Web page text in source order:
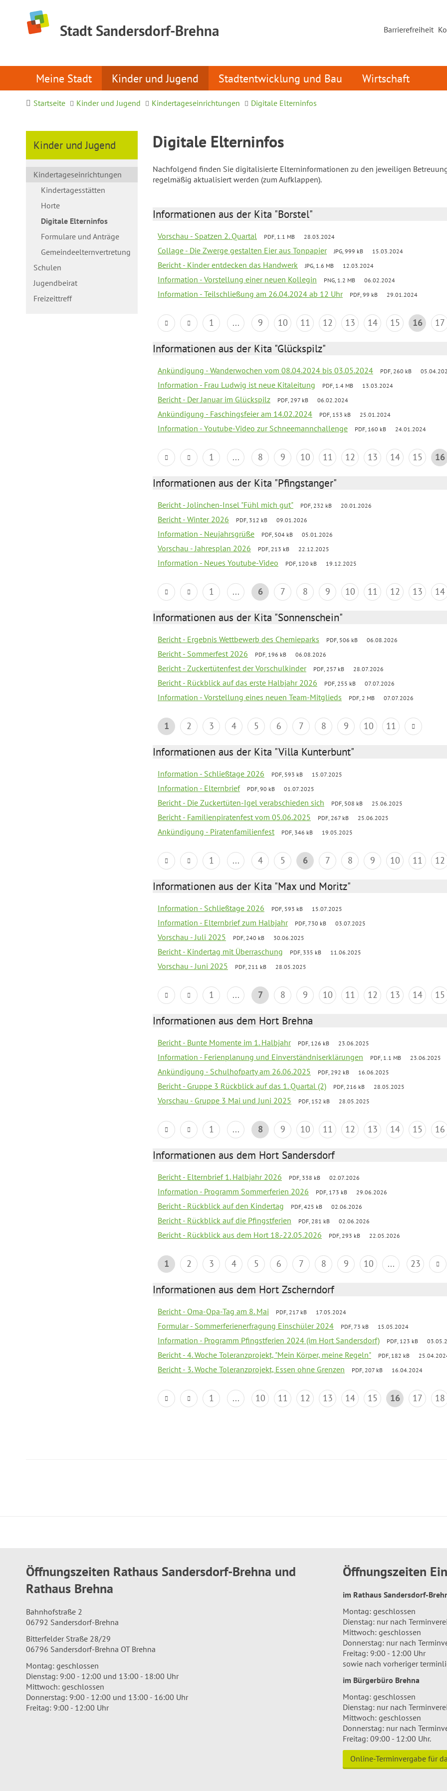
Stadt Sandersdorf-Brehna Barrierefreiheit
Meine Stadt Kinder und Jugend Stadtentwicklung und Bau Wirtschaft
Startseite Kinder und Jugend Kindertageseinrichtungen Digitale Elterninfos
Kinder und Jugend
Kindertageseinrichtungen
Kindertagesstätten
Horte
Digitale Elterninfos
Formulare und Anträge
Gemeindeelternvertretung
Schulen
Jugendbeirat
Freizeittreff
Digitale Elterninfos
Nachfolgend finden Sie digitalisierte Elterninformationen zu den jeweiligen
regelmäßig aktualisiert werden (zum Aufklappen).
Informationen aus der Kita "Borstel"
Vorschau - Spatzen 2. Quartal PDF, 1.1 MB 28.03.2024
Collage - Die Zwerge gestalten Eier aus Tonpapier JPG, 999 kB 15.03.2024
Bericht - Kinder entdecken das Handwerk JPG, 1.6 MB 12.03.2024
Information - Vorstellung einer neuen Kollegin PNG, 1.2 MB 06.02.2024
Information - Teilschließung am 26.04.2024 ab 12 Uhr PDF, 99 kB 29.01.2024
1 ... 9 10 11 12 13 14 15 16 17
Informationen aus der Kita "Glückspilz"
Ankündigung - Wanderwochen vom 08.04.2024 bis 03.05.2024 PDF, 260 kB
Information - Frau Ludwig ist neue Kitaleitung PDF, 1.4 MB 13.03.2024
Bericht - Der Januar im Glückspilz PDF, 297 kB 06.02.2024
Ankündigung - Faschingsfeier am 14.02.2024 PDF, 153 kB 25.01.2024
Information - Youtube-Video zur Schneemannchallenge PDF, 160 kB 24.01.2024
1 ... 8 9 10 11 12 13 14 15 16
Informationen aus der Kita "Pfingstanger"
Bericht - Jolinchen-Insel "Fühl mich gut" PDF, 232 kB 20.01.2026
Bericht - Winter 2026 PDF, 312 kB 09.01.2026
Information - Neujahrsgrüße PDF, 504 kB 05.01.2026
Vorschau - Jahresplan 2026 PDF, 213 kB 22.12.2025
Information - Neues Youtube-Video PDF, 120 kB 19.12.2025
1 ... 6 7 8 9 10 11 12 13 14
Informationen aus der Kita "Sonnenschein"
Bericht - Ergebnis Wettbewerb des Chemieparks PDF, 506 kB 06.08.2026
Bericht - Sommerfest 2026 PDF, 196 kB 06.08.2026
Bericht - Zuckertütenfest der Vorschulkinder PDF, 257 kB 28.07.2026
Bericht - Rückblick auf das erste Halbjahr 2026 PDF, 255 kB 07.07.2026
Information - Vorstellung eines neuen Team-Mitglieds PDF, 2 MB 07.07.2026
1 2 3 4 5 6 7 8 9 10 11
Informationen aus der Kita "Villa Kunterbunt"
Information - Schließtage 2026 PDF, 593 kB 15.07.2025
Information - Elternbrief PDF, 90 kB 01.07.2025
Bericht - Die Zuckertüten-Igel verabschieden sich PDF, 508 kB 25.06.2025
Bericht - Familienpiratenfest vom 05.06.2025 PDF, 267 kB 25.06.2025
Ankündigung - Piratenfamilienfest PDF, 346 kB 19.05.2025
1 ... 4 5 6 7 8 9 10 11 12
Informationen aus der Kita "Max und Moritz"
Information - Schließtage 2026 PDF, 593 kB 15.07.2025
Information - Elternbrief zum Halbjahr PDF, 730 kB 03.07.2025
Vorschau - Juli 2025 PDF, 240 kB 30.06.2025
Bericht - Kindertag mit Überraschung PDF, 335 kB 11.06.2025
Vorschau - Juni 2025 PDF, 211 kB 28.05.2025
1 ... 7 8 9 10 11 12 13 14 15
Informationen aus dem Hort Brehna
Bericht - Bunte Momente im 1. Halbjahr PDF, 126 kB 23.06.2025
Information - Ferienplanung und Einverständniserklärungen PDF, 1.1 MB 23.06.2025
Ankündigung - Schulhofparty am 26.06.2025 PDF, 292 kB 16.06.2025
Bericht - Gruppe 3 Rückblick auf das 1. Quartal (2) PDF, 216 kB 28.05.2025
Vorschau - Gruppe 3 Mai und Juni 2025 PDF, 152 kB 28.05.2025
1 ... 8 9 10 11 12 13 14 15 16
Informationen aus dem Hort Sandersdorf
Bericht - Elternbrief 1. Halbjahr 2026 PDF, 338 kB 02.07.2026
Information - Programm Sommerferien 2026 PDF, 173 kB 29.06.2026
Bericht - Rückblick auf den Kindertag PDF, 425 kB 02.06.2026
Bericht - Rückblick auf die Pfingstferien PDF, 281 kB 02.06.2026
Bericht - Rückblick aus dem Hort 18.-22.05.2026 PDF, 293 kB 22.05.2026
1 2 3 4 5 6 7 8 9 10 ... 23
Informationen aus dem Hort Zscherndorf
Bericht - Oma-Opa-Tag am 8. Mai PDF, 217 kB 17.05.2024
Formular - Sommerferienerfragung Einschüler 2024 PDF, 73 kB 15.05.2024
Information - Programm Pfingstferien 2024 (im Hort Sandersdorf) PDF, 123 kB
Bericht - 4. Woche Toleranzprojekt, "Mein Körper, meine Regeln" PDF, 182 kB
Bericht - 3. Woche Toleranzprojekt, Essen ohne Grenzen PDF, 207 kB 16.04.2024
1 ... 10 11 12 13 14 15 16 17 18
Öffnungszeiten Rathaus Sandersdorf-Brehna und
Rathaus Brehna
Bahnhofstraße 2
06792 Sandersdorf-Brehna
Bitterfelder Straße 28/29
06796 Sandersdorf-Brehna OT Brehna
Montag: geschlossen
Dienstag: 9:00 - 12:00 und 13:00 - 18:00 Uhr
Mittwoch: geschlossen
Donnerstag: 9:00 - 12:00 und 13:00 - 16:00 Uhr
Freitag: 9:00 - 12:00 Uhr
Öffnungszeiten
im Rathaus Sandersdorf-
Montag: geschlossen
Dienstag: nur nach
Mittwoch: geschlossen
Donnerstag: nur nach
Freitag: 9:00 - 12:00 Uhr
sowie nach vorheriger
im Bürgerbüro Brehna
Montag: geschlossen
Dienstag: nur nach
Mittwoch: geschlossen
Donnerstag: nur nach
Freitag: 09:00 - 12:00 Uhr.
Online-Terminvergabe für